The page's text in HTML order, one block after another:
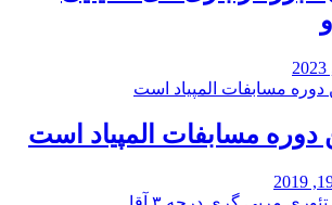
دوره مسابفات المپیاد است